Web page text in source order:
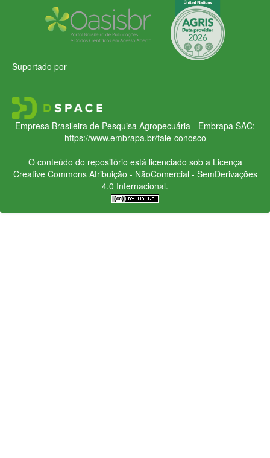
Suportado por
Empresa Brasileira de Pesquisa Agropecuária - Embrapa SAC:
https://www.embrapa.br/fale-conosco
O conteúdo do repositório está licenciado sob a Licença
Creative CommonsAtribuição - NãoComercial - SemDerivações
4.0 Internacional.